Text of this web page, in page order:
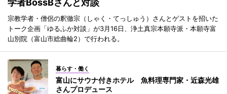
宗教学者・僧侶の釈徹宗（しゃく・てっしゅう）さんとゲストを招いた
トーク企画「ゆるふか対談」が3月16日、浄土真宗本願寺派・本願寺富
山別院（富山市総曲輪2）で行われる。
暮らす・働く
富山にサウナ付きホテル 魚料理専門家・近森光雄
さんプロデュース